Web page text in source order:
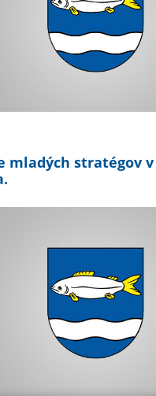
mladých stratégov v